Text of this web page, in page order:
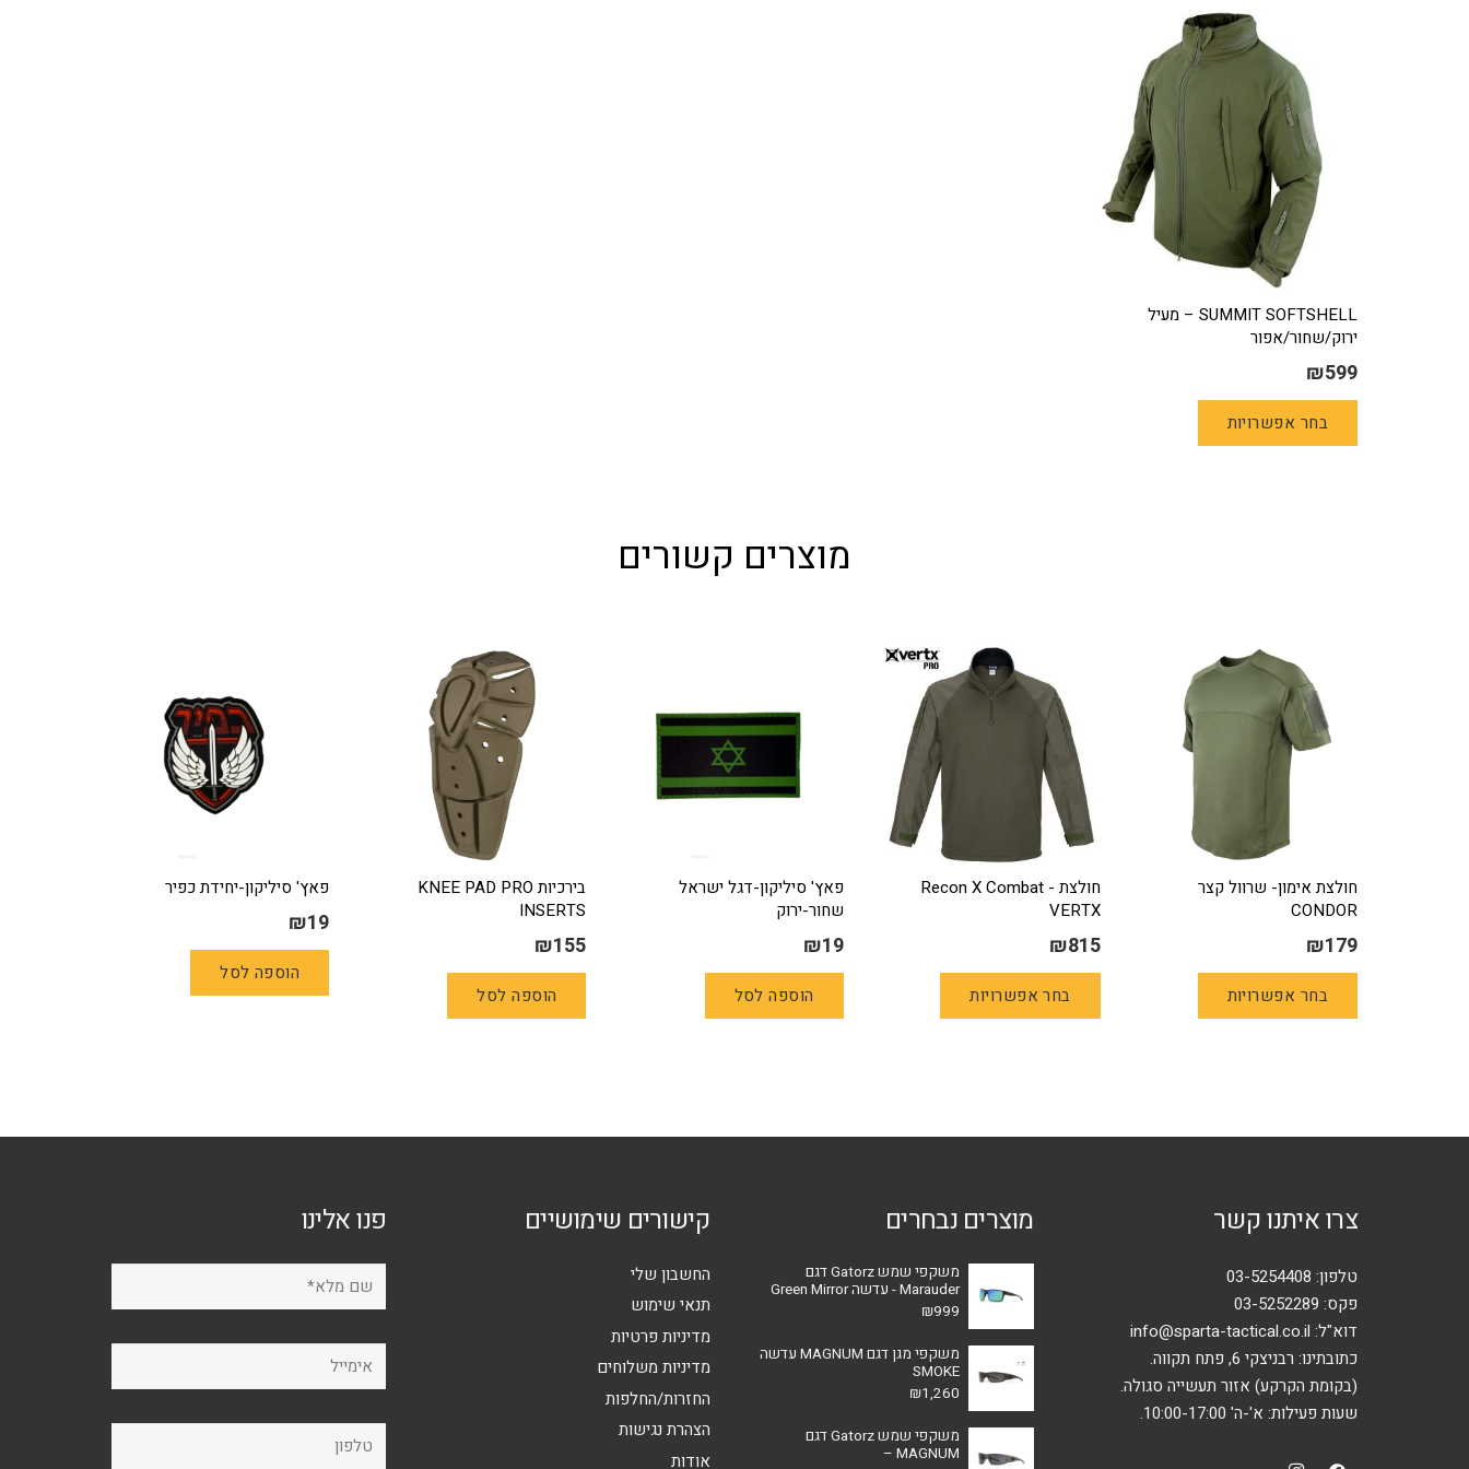
סוגים.
ניתן
לבחור
את
האפשרויות
בעמוד
המוצר
SUMMIT SOFTSHELL – מעיל
ירוק/שחור/אפור
₪599
בחר אפשרויות
מוצרים קשורים
חולצת אימון- שרוול קצר
CONDOR
₪179
בחר אפשרויות
לבחור
חולצת Recon X Combat -
VERTX
₪815
בחר אפשרויות
לבחור
בעמוד
פאץ' סיליקון-דגל ישראל
שחור-ירוק
₪19
הוספה לסל
בירכיות KNEE PAD PRO
INSERTS
₪155
הוספה לסל
פאץ' סיליקון-יחידת כפיר
₪19
הוספה לסל
צרו איתנו קשר
טלפון: 03-5254408
פקס: 03-5252289
דוא"ל: info@sparta-tactical.co.il
כתובתינו: רבניצקי 6, פתח תקווה.
(בקומת הקרקע) אזור תעשייה סגולה.
שעות פעילות: א'-ה' 10:00-17:00.
מוצרים נבחרים
משקפי שמש Gatorz דגם
Marauder - עדשה Green Mirror
₪999
משקפי מגן דגם MAGNUM עדשה
SMOKE
₪1,260
משקפי שמש Gatorz דגם
MAGNUM –
קישורים שימושיים
החשבון שלי
תנאי שימוש
מדיניות פרטיות
מדיניות משלוחים
החזרות/החלפות
הצהרת נגישות
אודות
פנו אלינו